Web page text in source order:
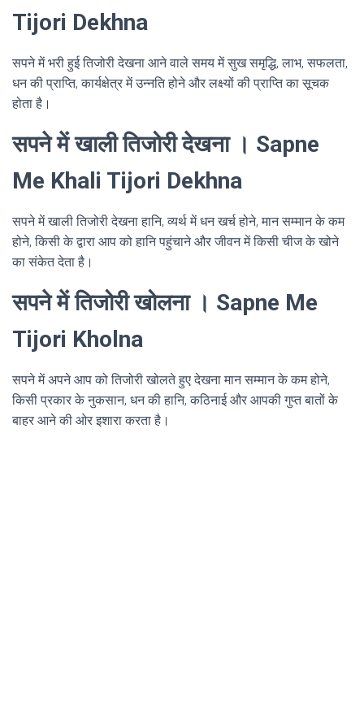
Tijori Dekhna
सपने में भरी हुई तिजोरी देखना आने वाले समय में सुख समृद्धि, लाभ, सफलता,
धन की प्राप्ति, कार्यक्षेत्र में उन्नति होने और लक्ष्यों की प्राप्ति का सूचक
होता है।
सपने में खाली तिजोरी देखना । Sapne
Me Khali Tijori Dekhna
सपने में खाली तिजोरी देखना हानि, व्यर्थ में धन खर्च होने, मान सम्मान के कम
होने, किसी के द्वारा आप को हानि पहुंचाने और जीवन में किसी चीज के खोने
का संकेत देता है।
सपने में तिजोरी खोलना । Sapne Me
Tijori Kholna
सपने में अपने आप को तिजोरी खोलते हुए देखना मान सम्मान के कम होने,
किसी प्रकार के नुकसान, धन की हानि, कठिनाई और आपकी गुप्त बातों के
बाहर आने की ओर इशारा करता है।